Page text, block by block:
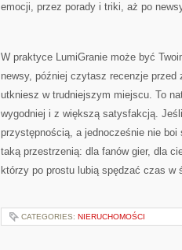
emocji, przez porady i triki, aż po
W praktyce LumiGranie może być
newsy, później czytasz recenzje
utkniesz w trudniejszym miejscu. To
wygodniej i z większą satysfakcją.
przystępnością, a jednocześnie nie boi
taką przestrzenią: dla fanów gier, dla
którzy po prostu lubią spędzać czas w
CATEGORIES: NIERUCHOMOŚCI